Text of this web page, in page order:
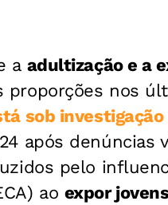
a adultização e a
proporções nos
sob
após denúncias
pelo
ao expor